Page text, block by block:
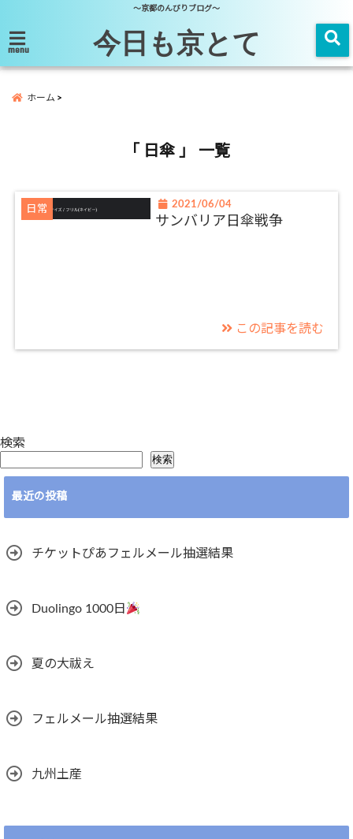
～京都のんびりブログ～
menu 今日も京とて
ホーム
「 日傘 」 一覧
日常 2021/06/04
サンバリア日傘戦争
この記事を読む
検索
検索
最近の投稿
チケットぴあフェルメール抽選結果
Duolingo 1000日
夏の大祓え
フェルメール抽選結果
九州土産